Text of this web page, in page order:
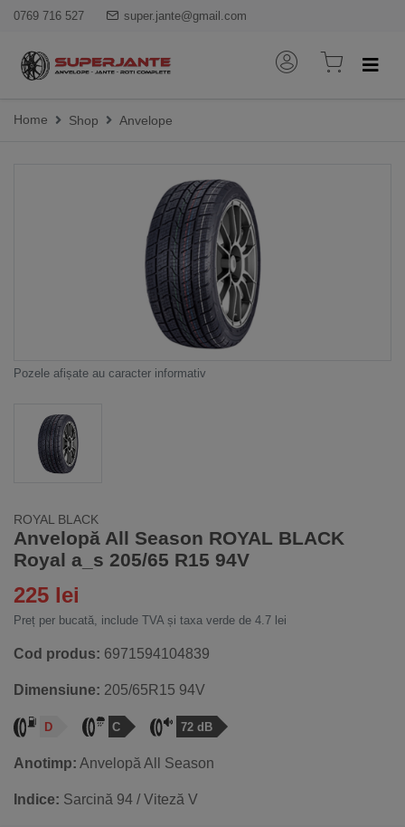
0769 716 527 super.jante@gmail.com
Home Shop Anvelope
Pozele afișate au caracter informativ
ROYAL BLACK
Anvelopă All Season ROYAL BLACK
Royal a_s 205/65 R15 94V
225 lei
Preț per bucată, include TVA și taxa verde de 4.7 lei
Cod produs: 6971594104839
Dimensiune: 205/65R15 94V
D C 72 dB
Anotimp: Anvelopă All Season
Indice: Sarcină 94 / Viteză V